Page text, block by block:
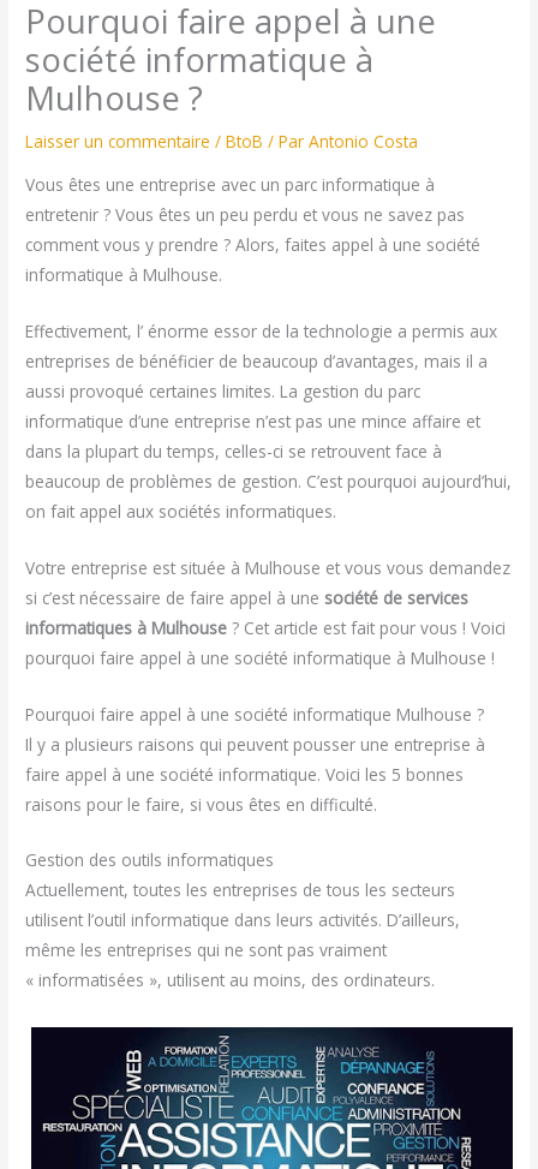
Pourquoi faire appel à une
société informatique à
Mulhouse ?
Laisser un commentaire /BtoB / ParAntonio Costa
Vous êtes une entreprise avec un parc informatique à
entretenir ? Vous êtes un peu perdu et vous ne savez pas
comment vous y prendre ? Alors, faites appel à une société
informatique à Mulhouse.
Effectivement, l’ énorme essor de la technologie a permis aux
entreprises de bénéficier de beaucoup d’avantages, mais il a
aussi provoqué certaines limites. La gestion du parc
informatique d’une entreprise n’est pas une mince affaire et
dans la plupart du temps, celles-ci se retrouvent face à
beaucoup de problèmes de gestion. C’est pourquoi aujourd’hui,
on fait appel aux sociétés informatiques.
Votre entreprise est située à Mulhouse et vous vous demandez
si c’est nécessaire de faire appel à une société de services
informatiques à Mulhouse? Cet article est fait pour vous ! Voici
pourquoi faire appel à une société informatique à Mulhouse !
Pourquoi faire appel à une société informatique Mulhouse ?
Il y a plusieurs raisons qui peuvent pousser une entreprise à
faire appel à une société informatique. Voici les 5 bonnes
raisons pour le faire, si vous êtes en difficulté.
Gestion des outils informatiques
Actuellement, toutes les entreprises de tous les secteurs
utilisent l’outil informatique dans leurs activités. D’ailleurs,
même les entreprises qui ne sont pas vraiment
« informatisées », utilisent au moins, des ordinateurs.